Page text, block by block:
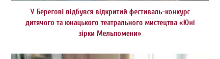
У Берегові відбувся відкритий фестиваль-конкурс
дитячого та юнацького театрального мистецтва «Юні
зірки Мельпомени»